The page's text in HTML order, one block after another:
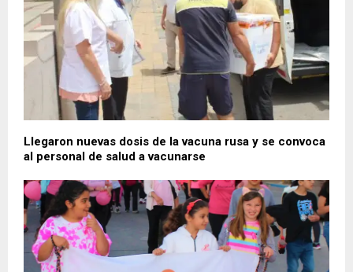
Llegaron nuevas dosis de la vacuna rusa y se convoca
al personal de salud a vacunarse